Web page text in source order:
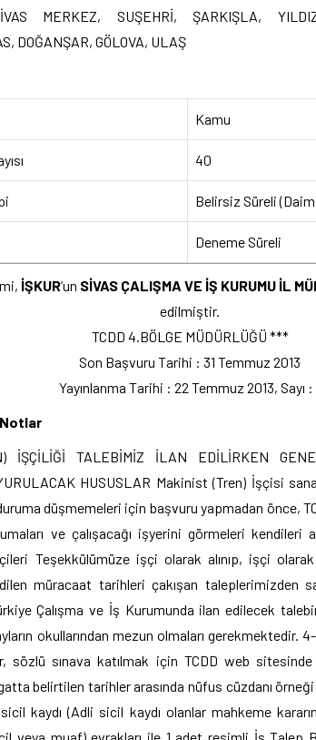
MERKEZ, SUŞEHRİ, ŞARKIŞLA,
DOĞANŞAR, GÖLOVA, ULAŞ
Kamu
40
Belirsiz Süreli
Deneme Süreli
İŞKUR‘un SİVAS ÇALIŞMA VE İŞ KURUMU İL
edilmiştir.
TCDD 4.BÖLGE MÜDÜRLÜĞÜ ***
Son Başvuru Tarihi : 31 Temmuz 2013
Yayınlanma Tarihi : 22 Temmuz 2013, Sayı :
İŞÇİLİĞİ TALEBİMİZ İLAN EDİLİRKEN
HUSUSLAR Makinist (Tren) İşçisi
düşmemeleri için başvuru yapmadan önce,
ve çalışacağı işyerini görmeleri kendileri
Teşekkülümüze işçi olarak alınıp, işçi
müracaat tarihleri çakışan taleplerimizden
Çalışma ve İş Kurumunda ilan edilecek
okullarından mezun olmaları gerekmektedir.
sözlü sınava katılmak için TCDD web sitesinde
belirtilen tarihler arasında nüfus cüzdanı
sicil kaydı (Adli sicil kaydı olanlar mahkeme